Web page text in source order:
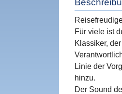
Für viele ist
Klassiker,
Linie der
hinzu.
Der Sound